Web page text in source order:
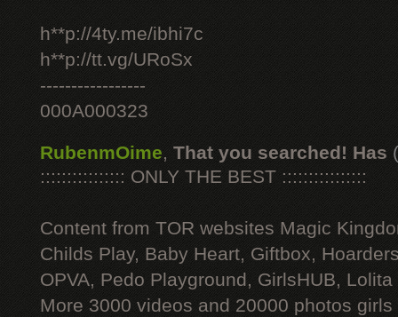
h**p://4ty.me/ibhi7c
h**p://tt.vg/URoSx
-----------------
000A000323
RubenmOime, That you searched! Has
:::::::::::::::: ONLY THE BEST ::::::::::::::::
Content from TOR websites Magic
Childs Play, Baby Heart, Giftbox,
OPVA, Pedo Playground, GirlsHUB, Lolita
More 3000 videos and 20000 photos